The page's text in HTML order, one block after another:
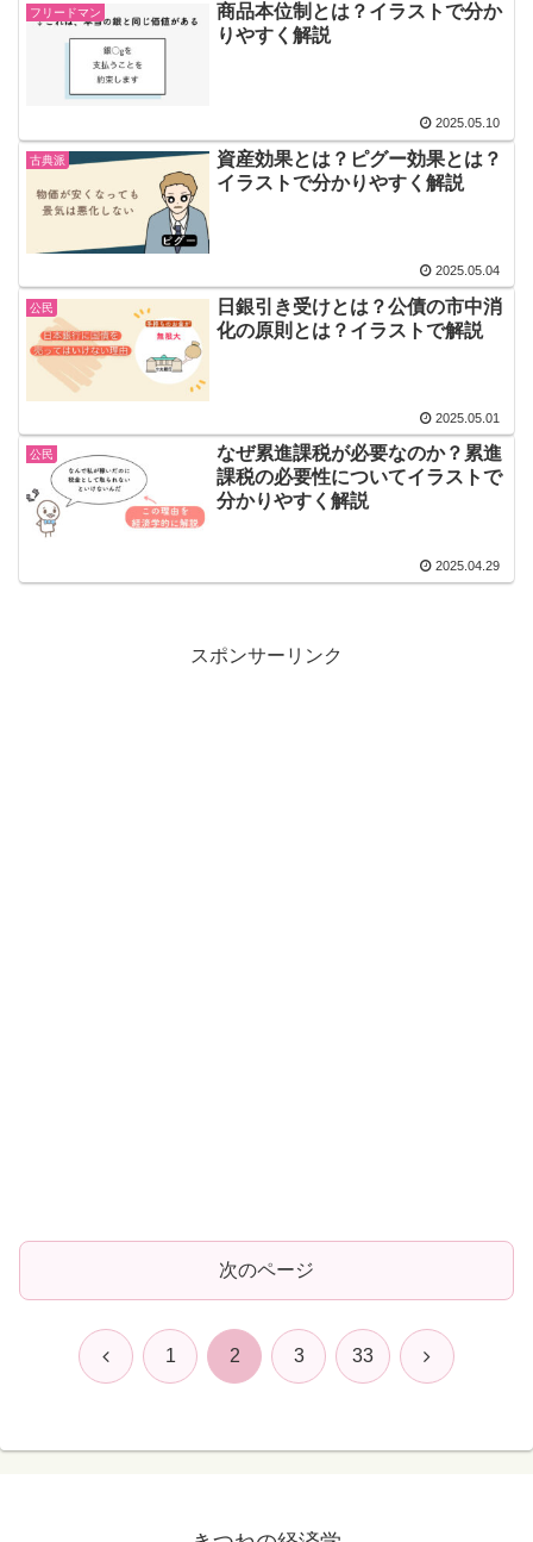
フリードマン
商品本位制とは？イラストで分か
りやすく解説
2025.05.10
古典派
資産効果とは？ピグー効果とは？
イラストで分かりやすく解説
2025.05.04
公民
日銀引き受けとは？公債の市中消
化の原則とは？イラストで解説
2025.05.01
公民
なぜ累進課税が必要なのか？累進
課税の必要性についてイラストで
分かりやすく解説
2025.04.29
スポンサーリンク
次のページ
前 1 2 3 33 次